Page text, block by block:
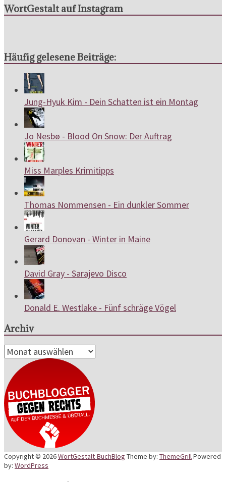
WortGestalt auf Instagram
Häufig gelesene Beiträge:
Jung-Hyuk Kim - Dein Schatten ist ein Montag
Jo Nesbø - Blood On Snow: Der Auftrag
Miss Marples Krimitipps
Thomas Nommensen - Ein dunkler Sommer
Gerard Donovan - Winter in Maine
David Gray - Sarajevo Disco
Donald E. Westlake - Fünf schräge Vögel
Archiv
Archiv
Copyright © 2026WortGestalt-BuchBlog Theme by: ThemeGrillPowered
by: WordPress